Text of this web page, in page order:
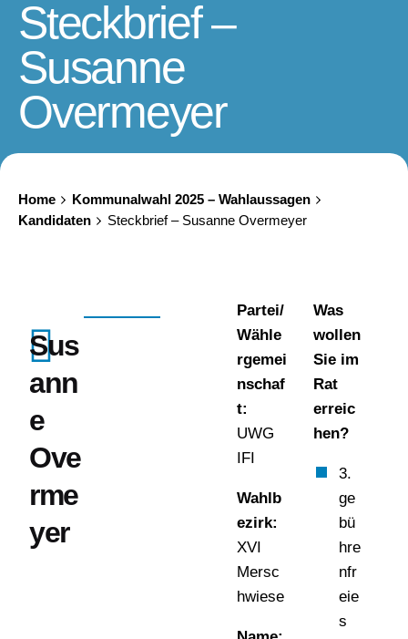
Steckbrief –
Susanne
Overmeyer
Home
Kommunalwahl 2025 – Wahlaussagen
Kandidaten
Steckbrief – Susanne Overmeyer
Sus
ann
e
Ove
rme
yer
Partei/
Wähle
rgemei
nschaf
t:
UWG
IFI
Wahlb
ezirk:
XVI
Mersc
hwiese
Was
wollen
Sie im
Rat
erreic
hen?
3.
ge
bü
hre
nfr
eie
s